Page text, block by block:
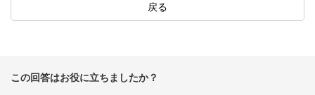
戻る
この回答はお役に立ちましたか？